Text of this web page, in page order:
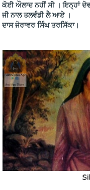
ਕੋਈ ਔਲਾਦ ਨਹੀਂ ਸੀ । ਇਨ੍ਹਾਂ
ਜੀ ਨਾਲ ਤਲਵੰਡੀ ਲੈ ਆਏ ।
ਦਾਸ ਜੋਰਾਵਰ ਸਿੰਘ ਤਰਸਿੱਕਾ।